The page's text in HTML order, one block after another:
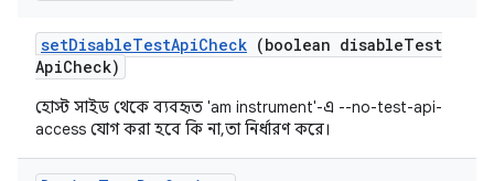
setDisableTestApiCheck (boolean disableTest
ApiCheck)
হোস্ট সাইড থেকে ব্যবহৃত 'am instrument'-এ --no-test-api-
access যোগ করা হবে কি না, তা নির্ধারণ করে।